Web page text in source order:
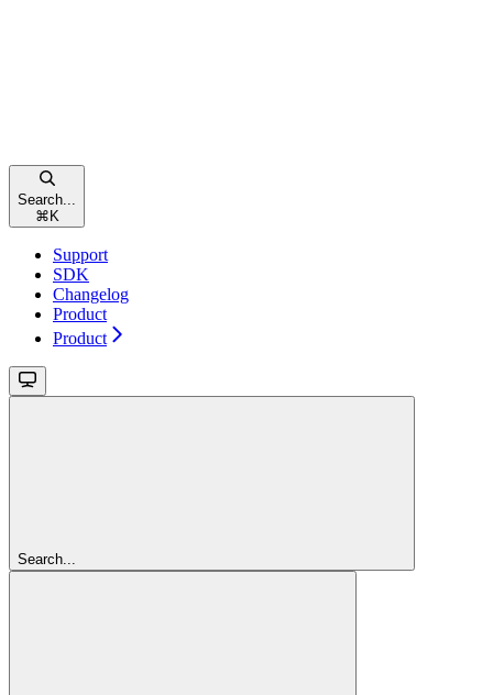
Search...
⌘ K
Support
SDK
Changelog
Product
Product
Search...